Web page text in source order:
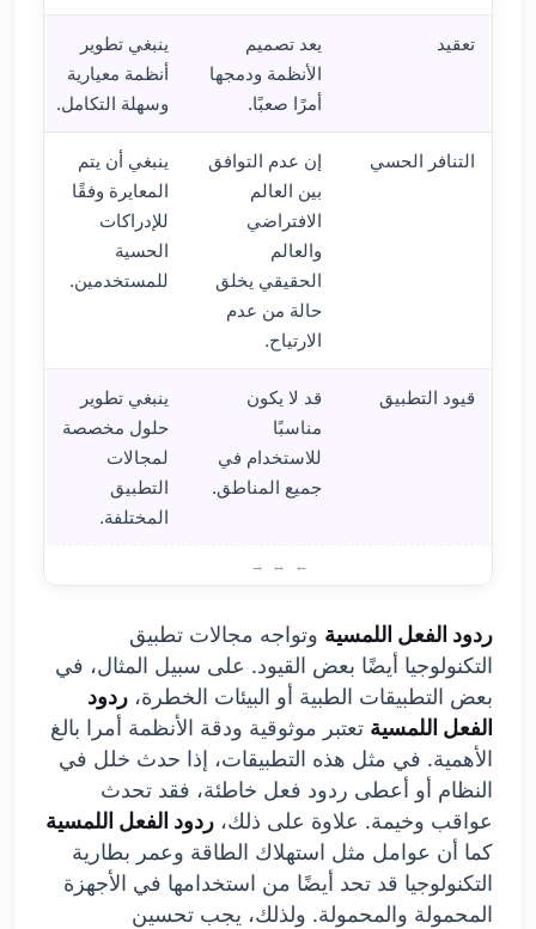
تعقيد
يعد تصميم
الأنظمة ودمجها
أمرًا صعبًا.
ينبغي تطوير
أنظمة معيارية
وسهلة التكامل.
التنافر الحسي
إن عدم التوافق
بين العالم
الافتراضي
والعالم
الحقيقي يخلق
حالة من عدم
الارتياح.
ينبغي أن يتم
المعايرة وفقًا
للإدراكات
الحسية
للمستخدمين.
قيود التطبيق
قد لا يكون
مناسبًا
للاستخدام في
جميع المناطق.
ينبغي تطوير
حلول مخصصة
لمجالات
التطبيق
المختلفة.
ردود الفعل اللمسية وتواجه مجالات تطبيق
التكنولوجيا أيضًا بعض القيود. على سبيل المثال، في
بعض التطبيقات الطبية أو البيئات الخطرة، ردود
الفعل اللمسية تعتبر موثوقية ودقة الأنظمة أمرا بالغ
الأهمية. في مثل هذه التطبيقات، إذا حدث خلل في
النظام أو أعطى ردود فعل خاطئة، فقد تحدث
عواقب وخيمة. علاوة على ذلك، ردود الفعل اللمسية
كما أن عوامل مثل استهلاك الطاقة وعمر بطارية
التكنولوجيا قد تحد أيضًا من استخدامها في الأجهزة
المحمولة والمحمولة. ولذلك، يجب تحسين